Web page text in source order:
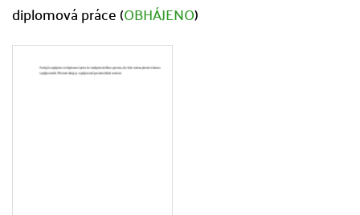
diplomová práce (OBHÁJENO)